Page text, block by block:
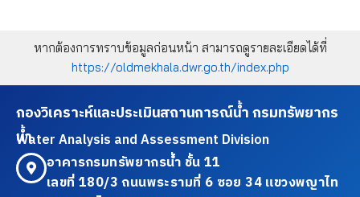
หากต้องการทราบข้อมูลก่อนหน้า สามารถดูรายละเอียดได้ที่
https://oldmekhala.dwr.go.th/index.php
กองวิเคราะห์และประเมินสถานการณ์น้ำ กรมทรัพยากร
น้ำ
Water Analysis and Assessment Division
อาคารกรมทรัพยากรน้ำ ชั้น 11
เลขที่ 180/3 ถนนพระรามที่ 6 ซอย 34 แขวงพญาไท